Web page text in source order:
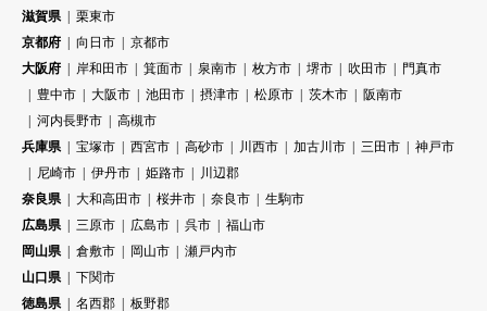
滋賀県
栗東市
京都府
向日市
京都市
大阪府
岸和田市 箕面市 泉南市 枚方市 堺市 吹田市
門真市
豊中市
大阪市 池田市 摂津市 松原市 茨木市
阪南市
河内長野市
高槻市
兵庫県
宝塚市 西宮市 高砂市 川西市 加古川市 三田市
神戸市
尼崎市
伊丹市 姫路市
川辺郡
奈良県
大和高田市 桜井市 奈良市
生駒市
広島県
三原市 広島市 呉市
福山市
岡山県
倉敷市 岡山市
瀬戸内市
山口県
下関市
徳島県
名西郡
板野郡